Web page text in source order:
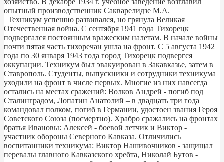
опытный производственник Сакварелидзе М.А.
Техникум успешно развивался, но грянула Великая
Отечественная война. С сентября 1941 года Тихорецк
подвергался постоянным вражеским налетам. В начале войны
почти пятая часть тихоречан ушла на фронт. С 5 августа 1942
года по 30 января 1943 года город Тихорецк подвергся
оккупации. Техникум был эвакуирован в Закавказье, затем в
Ставрополь. Студенты, выпускники и сотрудники техникума
уходили на фронт в числе первых. Многие из них навсегда
остались на местах сражений: Волков Андрей - погиб под
Сталинградом, Лопатин Анатолий – в двадцать три года
командовал полком, погиб в Германии, удостоен звания Героя
Советского Союза (посмертно). Храбро сражались на фронтах
братья Ивановы: Алексей - боевой летчик и Виктор -
участник обороны Северного Кавказа. Отличились
воспитанники техникума: Виктор Нашивочников - защищал
перевалы главного Кавказского хребта, Николай Бутов -